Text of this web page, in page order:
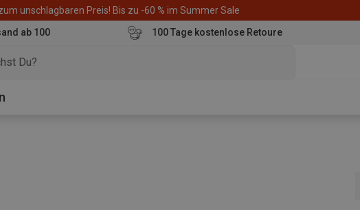
unschlagbaren Preis! Bis zu -60 % im Summer Sale
ab 100
100 Tage kostenlose Retoure